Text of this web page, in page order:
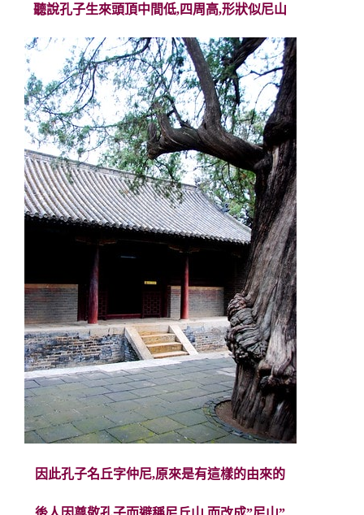
聽說孔子生來頭頂中間低,四周高,形狀似尼山
因此孔子名丘字仲尼,原來是有這樣的由來的